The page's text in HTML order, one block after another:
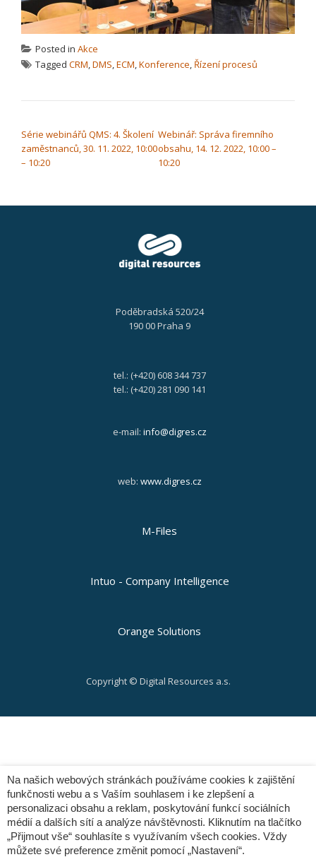
Posted in Akce
Tagged CRM DMS ECM Konference Řízení procesů
Série webinářů QMS: 4. Školení
zaměstnanců, 30. 11. 2022, 10:00
– 10:20
Webinář: Správa firemního
obsahu, 14. 12. 2022, 10:00 –
10:20
Poděbradská 520/24
190 00 Praha 9
tel.: (+420) 608 344 737
tel.: (+420) 281 090 141
e-mail: info@digres.cz
web: www.digres.cz
M-Files
Intuo - Company Intelligence
Orange Solutions
Copyright © Digital Resources a.s.
Na našich webových stránkách používáme cookies k zajištění
funkčnosti webu a s Vaším souhlasem i ke zlepšení a
personalizaci obsahu a reklam, poskytování funkcí sociálních
médií a dalších sítí a analýze návštěvnosti. Kliknutím na tlačítko
„Přijmout vše“ souhlasíte s využívaním všech cookies. Vždy
můžete své preference změnit pomocí „Nastavení“.